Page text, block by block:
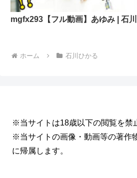
mgfx293【フル動画】あゆみ | 石
ホーム 石川ひかる
※当サイトは18歳以下の閲覧を禁
※当サイトの画像・動画等の著作
に帰属します。